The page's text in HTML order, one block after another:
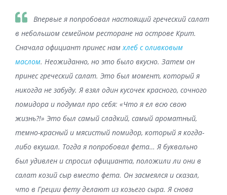
Впервые я попробовал настоящий греческий салат
в небольшом семейном ресторане на острове Крит.
Сначала официант принес намхлеб с оливковым
маслом. Неожиданно, но это было вкусно. Затем он
принес греческий салат. Это был момент, который я
никогда не забуду. Я взял один кусочек красного, сочного
помидора и подумал про себя: «Что я ел всю свою
жизнь?!» Это был самый сладкий, самый ароматный,
темно-красный и мясистый помидор, который я когда-
либо вкушал. Тогда я попробовал фета… Я буквально
был удивлен и спросил официанта, положили ли они в
салат козий сыр вместо фета. Он засмеялся и сказал,
что в Греции фету делают из козьего сыра. Я снова